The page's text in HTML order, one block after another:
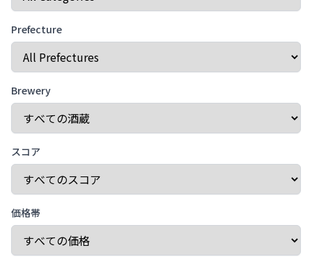
Prefecture
Brewery
スコア
価格帯